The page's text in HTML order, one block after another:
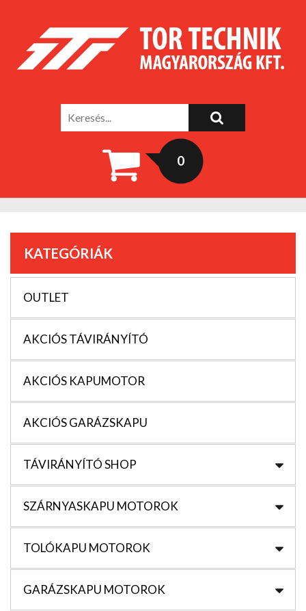
0
KATEGÓRIÁK
OUTLET
AKCIÓS TÁVIRÁNYÍTÓ
AKCIÓS KAPUMOTOR
AKCIÓS GARÁZSKAPU
TÁVIRÁNYÍTÓ SHOP
SZÁRNYASKAPU MOTOROK
TOLÓKAPU MOTOROK
GARÁZSKAPU MOTOROK